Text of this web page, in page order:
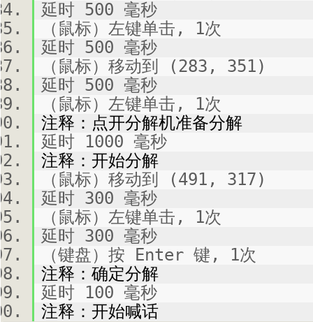
延时 500 毫秒
（鼠标）左键单击, 1次
延时 500 毫秒
（鼠标）移动到 (283, 351)
延时 500 毫秒
（鼠标）左键单击, 1次
注释：点开分解机准备分解
延时 1000 毫秒
注释：开始分解
（鼠标）移动到 (491, 317)
延时 300 毫秒
（鼠标）左键单击, 1次
延时 300 毫秒
（键盘）按 Enter 键, 1次
注释：确定分解
延时 100 毫秒
注释：开始喊话